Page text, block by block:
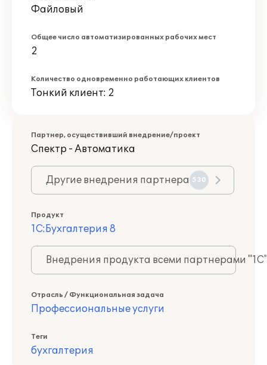
Файловый
Общее число автоматизированных рабочих мест
2
Количество одновременно работающих клиентов
Тонкий клиент: 2
Партнер, осуществивший внедрение/проект
Спектр - Автоматика
Другие внедрения партнера 530
Продукт
1С:Бухгалтерия 8
Внедрения продукта всеми партнерами
Отрасль / Функциональная задача
Профессиональные услуги
Теги
бухгалтерия